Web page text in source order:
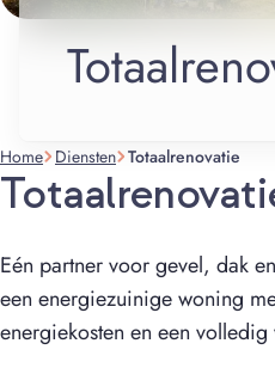
Home Diensten Totaalrenovatie
Eén partner voor gevel, dak
een energiezuinige woning
energiekosten en een